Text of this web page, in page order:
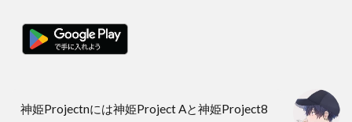
神姫Projectnには神姫Project Aと神姫Project8